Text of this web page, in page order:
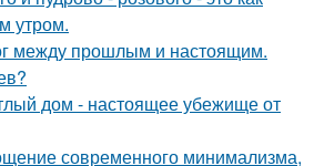
утром.
между прошлым и настоящим.
дом - настоящее убежище от
современного минимализма,